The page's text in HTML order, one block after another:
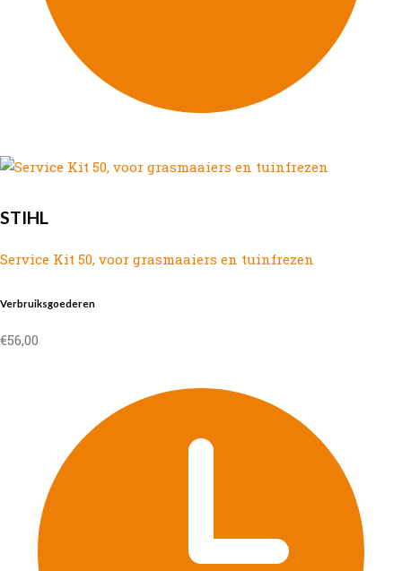
STIHL
Service Kit 50, voor grasmaaiers en tuinfrezen
Verbruiksgoederen
€56,00